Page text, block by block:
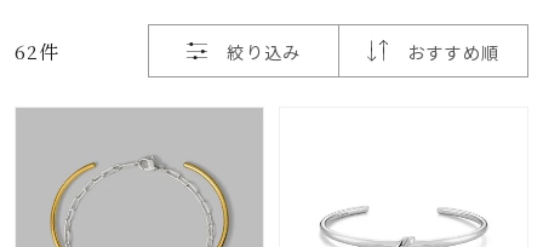
ブランド
素材
2.着けたい位置まで移動させる
４℃を含む全ブランドの一覧ページで比較しながら、あなたにぴっ
たりのバングルを見つけてください。
62件 絞り込み おすすめ順
お気に入り登録数